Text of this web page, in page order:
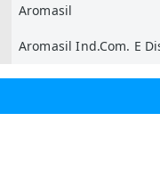
Aromasil
Aromasil Ind.Com. E